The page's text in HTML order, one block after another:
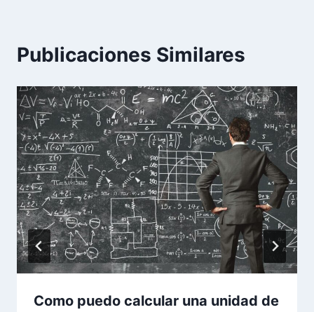
Publicaciones Similares
Como puedo calcular una unidad de